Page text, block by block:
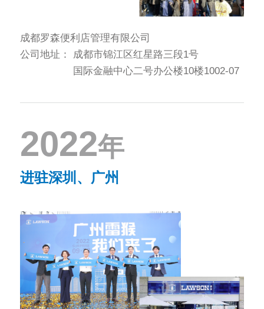
成都罗森便利店管理有限公司
公司地址：
成都市锦江区红星路三段1号
国际金融中心二号办公楼10楼1002-07
2022年
进驻深圳、广州